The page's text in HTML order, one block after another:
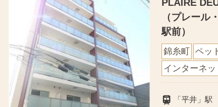
PLAIRE
（プレール
駅前）
錦糸町
ペッ
インターネ
「平井」